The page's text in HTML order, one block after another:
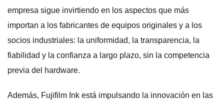
empresa sigue invirtiendo en los aspectos que más
importan a los fabricantes de equipos originales y a los
socios industriales: la uniformidad, la transparencia, la
fiabilidad y la confianza a largo plazo, sin la competencia
previa del hardware.
Además, Fujifilm Ink está impulsando la innovación en las